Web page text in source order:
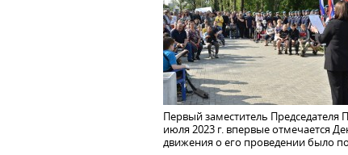
Первый заместитель Председателя
июля 2023 г. впервые отмечается
движения о его проведении было